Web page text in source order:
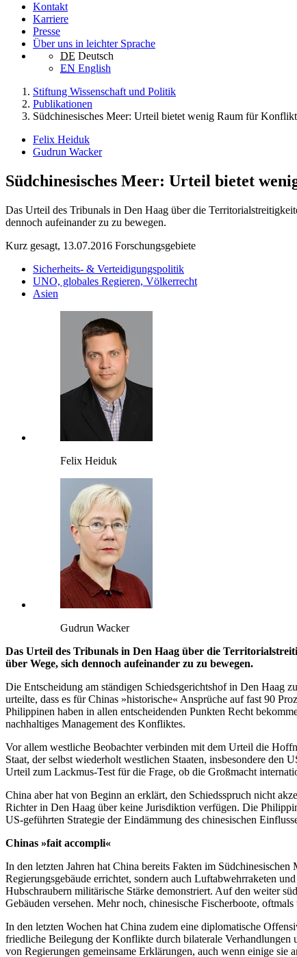
Kontakt
Karriere
Presse
Über uns in leichter Sprache
DE Deutsch
EN English
Stiftung Wissenschaft und Politik
Publikationen
Südchinesisches Meer: Urteil bietet wenig Raum für
Felix Heiduk
Gudrun Wacker
Südchinesisches Meer: Urteil bietet
Das Urteil des Tribunals in Den Haag über die
dennoch aufeinander zu zu bewegen.
Kurz gesagt, 13.07.2016 Forschungsgebiete
Sicherheits- & Verteidigungspolitik
UNO, globales Regieren, Völkerrecht
Asien
Felix Heiduk
Gudrun Wacker
Das Urteil des Tribunals in Den Haag über die
über Wege, sich dennoch aufeinander zu zu bewegen.
Die Entscheidung am ständigen Schiedsgerichtshof in Den Haag
urteilte, dass es für Chinas »historische« Ansprüche auf fast 90
Philippinen haben in allen entscheidenden Punkten Recht
nachhaltiges Management des Konfliktes.
Vor allem westliche Beobachter verbinden mit dem Urteil die
Staat, der selbst wiederholt westlichen Staaten, insbesondere
Urteil zum Lackmus-Test für die Frage, ob die Großmacht
China aber hat von Beginn an erklärt, den Schiedsspruch nicht
Richter in Den Haag über keine Jurisdiktion verfügen. Die
US-geführten Strategie der Eindämmung des chinesischen
Chinas »fait accompli«
In den letzten Jahren hat China bereits Fakten im
Regierungsgebäude errichtet, sondern auch Luftabwehrraketen
Hubschraubern militärische Stärke demonstriert. Auf den weiter
Gebäuden versehen. Mehr noch, chinesische Fischerboote,
In den letzten Wochen hat China zudem eine diplomatische
friedliche Beilegung der Konflikte durch bilaterale Verhandlungen
von Regierungen gemeinsame Erklärungen, auch wenn einige